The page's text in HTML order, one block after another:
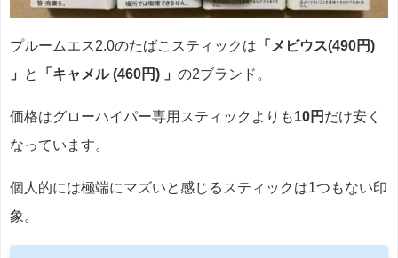
プルームエス2.0のたばこスティックは 「メビウス(490円)
」
と 「キャメル (460円) 」 の2ブランド。
価格はグローハイパー専用スティックよりも10円 だけ安く
なっています。
個人的には極端にマズいと感じるスティックは1つもない印
象。